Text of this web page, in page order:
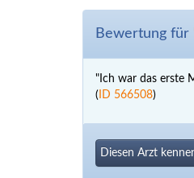
Bewertung für
"Ich war das erste
( ID 566508)
Diesen Arzt